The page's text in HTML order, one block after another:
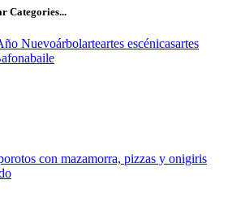
Categories...
Nuevoárbolarteartes escénicasartes
baile
con mazamorra, pizzas y onigiris